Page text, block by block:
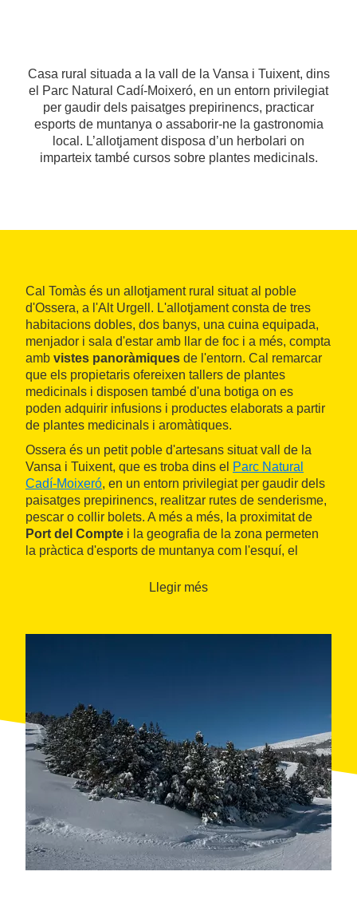
Casa rural situada a la vall de la Vansa i Tuixent, dins
el Parc Natural Cadí-Moixeró, en un entorn privilegiat
per gaudir dels paisatges prepirinencs, practicar
esports de muntanya o assaborir-ne la gastronomia
local. L’allotjament disposa d’un herbolari on
imparteix també cursos sobre plantes medicinals.
Cal Tomàs és un allotjament rural situat al poble
d'Ossera, a l'Alt Urgell. L'allotjament consta de tres
habitacions dobles, dos banys, una cuina equipada,
menjador i sala d'estar amb llar de foc i a més, compta
amb vistes panoràmiques de l'entorn. Cal remarcar
que els propietaris ofereixen tallers de plantes
medicinals i disposen també d'una botiga on es
poden adquirir infusions i productes elaborats a partir
de plantes medicinals i aromàtiques.
Ossera és un petit poble d'artesans situat vall de la
Vansa i Tuixent, que es troba dins el Parc Natural
Cadí-Moixeró, en un entorn privilegiat per gaudir dels
paisatges prepirinencs, realitzar rutes de senderisme,
pescar o collir bolets. A més a més, la proximitat de
Port del Compte i la geografia de la zona permeten
la pràctica d'esports de muntanya com l'esquí, el
Llegir més